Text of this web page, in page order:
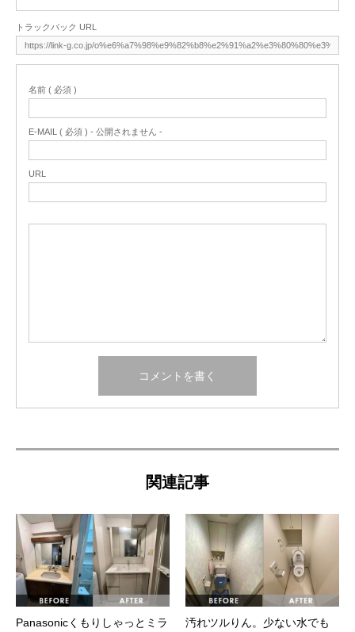
トラックバック URL
名前 ( 必須 )
E-MAIL ( 必須 ) - 公開されません -
URL
関連記事
Panasonicくもりしゃっとミラ
汚れツルりん。少ない水でも